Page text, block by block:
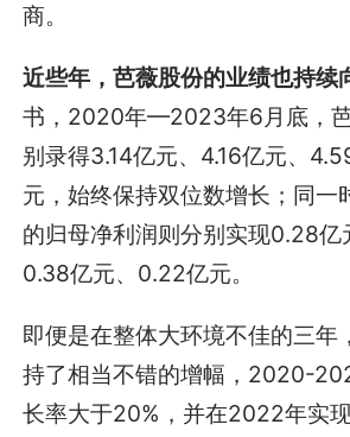
商。
近些年，芭薇股份的业绩也持续
书，2020年—2023年6月底，
别录得3.14亿元、4.16亿元、
元，始终保持双位数增长；同一
的归母净利润则分别实现0.28亿
0.38亿元、0.22亿元。
即便是在整体大环境不佳的三年
持了相当不错的增幅，2020-
长率大于20%，并在2022年实